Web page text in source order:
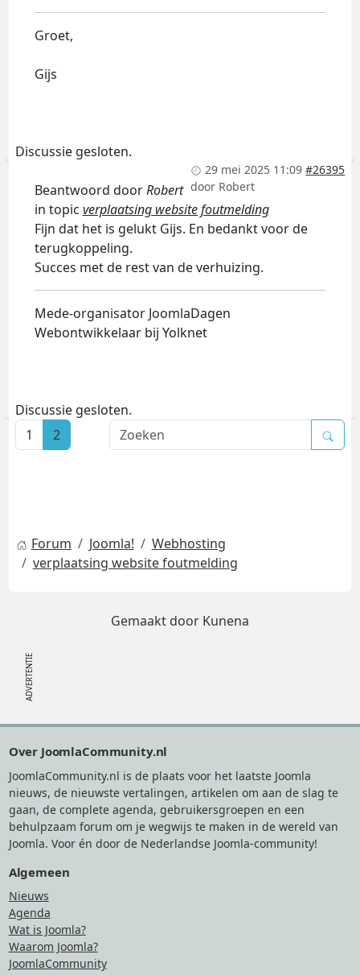
Groet,
Gijs
Discussie gesloten.
29 mei 2025 11:09 #26395
door Robert
Beantwoord doorRobert
in topic verplaatsing website foutmelding
Fijn dat het is gelukt Gijs. En bedankt voor de
terugkoppeling.
Succes met de rest van de verhuizing.
Mede-organisator JoomlaDagen
Webontwikkelaar bij Yolknet
Discussie gesloten.
1
2
Forum Joomla!
Webhosting
verplaatsing website foutmelding
Gemaakt door Kunena
Over JoomlaCommunity.nl
JoomlaCommunity.nl is de plaats voor het laatste Joomla
nieuws, de nieuwste vertalingen, artikelen om aan de slag te
gaan, de complete agenda, gebruikersgroepen en een
behulpzaam forum om je wegwijs te maken in de wereld van
Joomla. Voor én door de Nederlandse Joomla-community!
Algemeen
Nieuws
Agenda
Wat is Joomla?
Waarom Joomla?
JoomlaCommunity